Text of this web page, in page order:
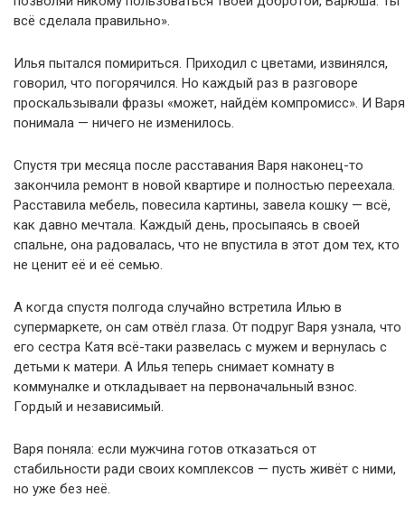
всё сделала правильно».
Илья пытался помириться. Приходил с цветами, извинялся,
говорил, что погорячился. Но каждый раз в разговоре
проскальзывали фразы «может, найдём компромисс». И Варя
понимала — ничего не изменилось.
Спустя три месяца после расставания Варя наконец-то
закончила ремонт в новой квартире и полностью переехала.
Расставила мебель, повесила картины, завела кошку — всё,
как давно мечтала. Каждый день, просыпаясь в своей
спальне, она радовалась, что не впустила в этот дом тех, кто
не ценит её и её семью.
А когда спустя полгода случайно встретила Илью в
супермаркете, он сам отвёл глаза. От подруг Варя узнала, что
его сестра Катя всё-таки развелась с мужем и вернулась с
детьми к матери. А Илья теперь снимает комнату в
коммуналке и откладывает на первоначальный взнос.
Гордый и независимый.
Варя поняла: если мужчина готов отказаться от
стабильности ради своих комплексов — пусть живёт с ними,
но уже без неё.